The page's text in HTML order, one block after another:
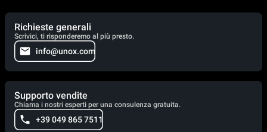
Richieste generali
Scrivici, ti risponderemo al più presto.
info@unox.com
Supporto vendite
Chiama i nostri esperti per una consulenza gratuita.
+39 049 865 7511